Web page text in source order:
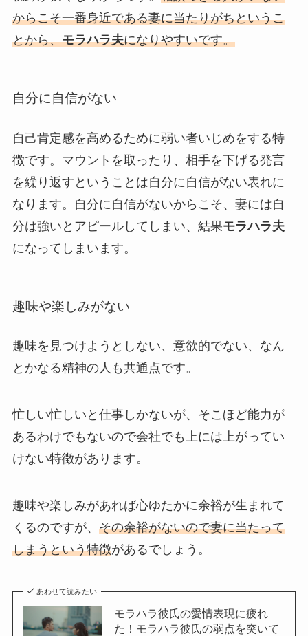
からこそ一番身近である妻に当たりがちというこ
とから、モラハラ夫になりやすいです。
自分に自信がない
自己肯定感を高めるために弱い者いじめをする特
徴です。マウントを取ったり、相手を下げる発言
を繰り返すということは自分に自信がない表れに
なります。自分に自信がないからこそ、妻には自
分は強いとアピールしてしまい、結果モラハラ夫
になってしまいます。
趣味や楽しみがない
趣味を見つけようとしない、意欲的でない、なん
とかなる精神の人も共通点です。
忙しい忙しいと仕事しかないが、そこほど能力が
あるわけでもないので会社でも上には上がってい
けない特徴があります。
趣味や楽しみがあれば心ゆたかに余裕が生まれて
くるのですが、 その余裕がないので妻に当たって
しまうという特徴があるでしょう。
あわせて読みたい
モラハラ彼氏の愛情表現に疲れ
た！モラハラ彼氏の弱点を突いて